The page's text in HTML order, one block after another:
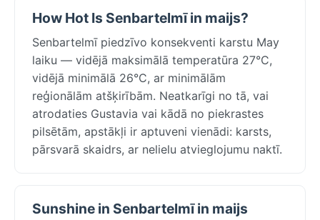
How Hot Is Senbartelmī in maijs?
Senbartelmī piedzīvo konsekventi karstu May
laiku — vidējā maksimālā temperatūra 27°C,
vidējā minimālā 26°C, ar minimālām
reģionālām atšķirībām. Neatkarīgi no tā, vai
atrodaties Gustavia vai kādā no piekrastes
pilsētām, apstākļi ir aptuveni vienādi: karsts,
pārsvarā skaidrs, ar nelielu atvieglojumu naktī.
Sunshine in Senbartelmī in maijs